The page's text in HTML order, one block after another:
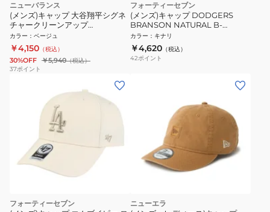
ニューバランス
(メンズ)キャップ 大谷翔平シグネ
チャークリーンアップ
AC45173SNW
カラー ： ベージュ
￥4,150 （税込）
30%OFF ￥5,940（税込）
37ポイント
フォーティーセブン
(メンズ)キャップ DODGERS
BRANSON NATURAL B-
BRANS12CTP-NTA MLB ロサン
ゼルス・ドジャース
カラー ： キナリ
￥4,620 （税込）
42ポイント
フォーティーセブン ニューエラ